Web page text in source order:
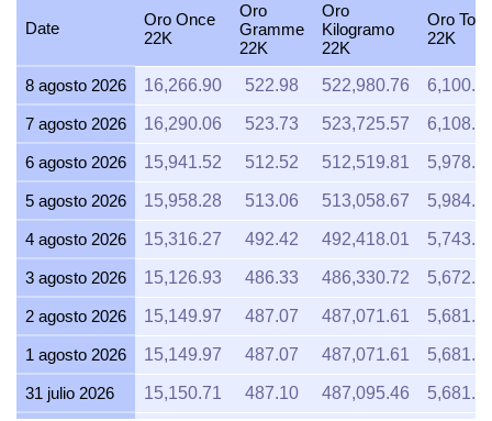
Date
Oro Once
22K
Oro
Gramme
22K
Oro
Kilogramo
22K
Oro Tola
22K
8 agosto 2026 16,266.90 522.98 522,980.76
7 agosto 2026 16,290.06 523.73 523,725.57
6 agosto 2026 15,941.52 512.52 512,519.81
5 agosto 2026 15,958.28 513.06 513,058.67
4 agosto 2026 15,316.27 492.42 492,418.01
3 agosto 2026 15,126.93 486.33 486,330.72
2 agosto 2026 15,149.97 487.07 487,071.61
1 agosto 2026 15,149.97 487.07 487,071.61
31 julio 2026 15,150.71 487.10 487,095.46